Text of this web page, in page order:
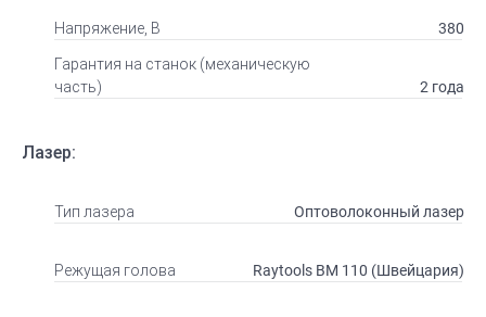
Напряжение, В 380
Гарантия на станок (механическую
часть)
2 года
Лазер:
Тип лазера Оптоволоконный лазер
Режущая голова Raytools BM 110 (Швейцария)